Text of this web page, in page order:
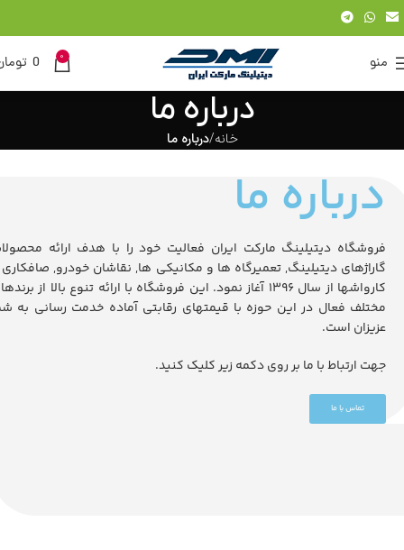
منو 0
0
درباره ما
خانه درباره ما
درباره ما
فروشگاه دیتیلینگ مارکت ایران فعالیت خود را با هدف ارائه
گاراژهای دیتیلینگ, تعمیرگاه ها و مکانیکی ها, نقاشان خودرو,
کارواشها از سال 1396 آغاز نمود. این فروشگاه با ارائه تنوع بالا از
مختلف فعال در این حوزه با قیمتهای رقابتی آماده خدمت رسانی به
عزیزان است.
جهت ارتباط با ما بر روی دکمه زیر کلیک کنید.
تماس با ما